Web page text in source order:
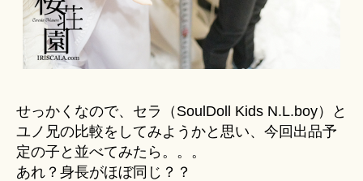
せっかくなので、セラ（SoulDoll Kids N.L.boy）と
ユノ兄の比較をしてみようかと思い、今回出品予
定の子と並べてみたら。。。
あれ？身長がほぼ同じ？？